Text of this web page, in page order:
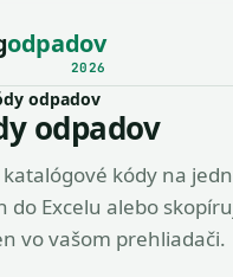
odpadov
2026
odpadov
odpadov
kódy na
do Excelu alebo
vo vašom prehliadači.